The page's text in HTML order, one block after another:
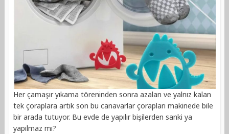
Her çamaşır yıkama töreninden sonra azalan ve yalnız kalan
tek çoraplara artık son bu canavarlar çorapları makinede bile
bir arada tutuyor. Bu evde de yapılır bişilerden sanki ya
yapılmaz mı?